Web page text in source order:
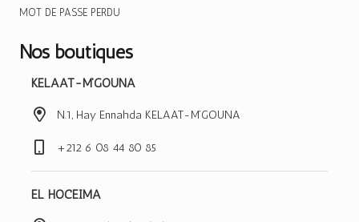
MOT DE PASSE PERDU
Nos boutiques
KELAAT-M’GOUNA
N.1, Hay Ennahda KELAAT-M’GOUNA
+212 6 08 44 80 85
EL HOCEIMA